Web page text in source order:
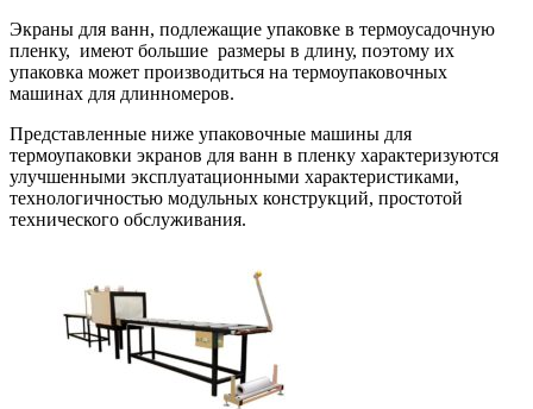
Экраны для ванн, подлежащие упаковке в термоусадочную
пленку, имеют большие размеры в длину, поэтому их
упаковка может производиться на термоупаковочных
машинах для длинномеров.
Представленные ниже упаковочные машины для
термоупаковки экранов для ванн в пленку характеризуются
улучшенными эксплуатационными характеристиками,
технологичностью модульных конструкций, простотой
технического обслуживания.